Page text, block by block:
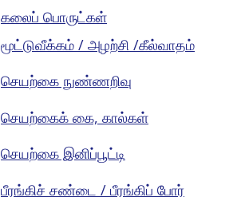
கலைப் பொருட்கள்
மூட்டுவீக்கம் / அழற்சி /கீல்வாதம்
செயற்கை நுண்ணறிவு
செயற்கைக் கை, கால்கள்
செயற்கை இனிப்பூட்டி
பீரங்கிச் சண்டை / பீரங்கிப் போர்